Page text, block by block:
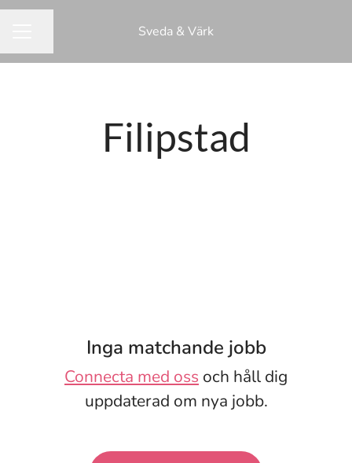
Sveda & Värk
Filipstad
Inga matchande jobb
Connecta med oss och håll dig
uppdaterad om nya jobb.